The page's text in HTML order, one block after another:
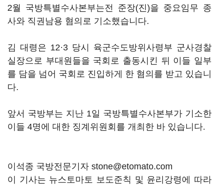
2월 국방특별수사본부는전 준장(진)을 중요임무 종
사와 직권남용 혐의로 기소했습니다.
김 대령은 12·3 당시 육군수도방위사령부 군사경찰
실장으로 부대원들을 국회로 출동시킨 뒤 이들 일부
를 담을 넘어 국회로 진입하게 한 혐의를 받고 있습니
다.
앞서 국방부는 지난 1일 국방특별수사본부가 기소한
이들 4명에 대한 징계위원회를 개최한 바 있습니다.
이석종 국방전문기자 stone@etomato.com
이 기사는 뉴스토마토 보도준칙 및 윤리강령에 따라